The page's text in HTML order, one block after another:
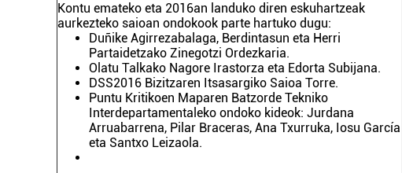
Kontu emateko eta 2016an landuko diren eskuhartzeak
aurkezteko saioan ondokook parte hartuko dugu:
Duñike Agirrezabalaga, Berdintasun eta Herri
Partaidetzako Zinegotzi Ordezkaria.
Olatu Talkako Nagore Irastorza eta Edorta Subijana.
DSS2016 Bizitzaren Itsasargiko Saioa Torre.
Puntu Kritikoen Maparen Batzorde Tekniko
Interdepartamentaleko ondoko kideok: Jurdana
Arruabarrena, Pilar Braceras, Ana Txurruka, Iosu García
eta Santxo Leizaola.